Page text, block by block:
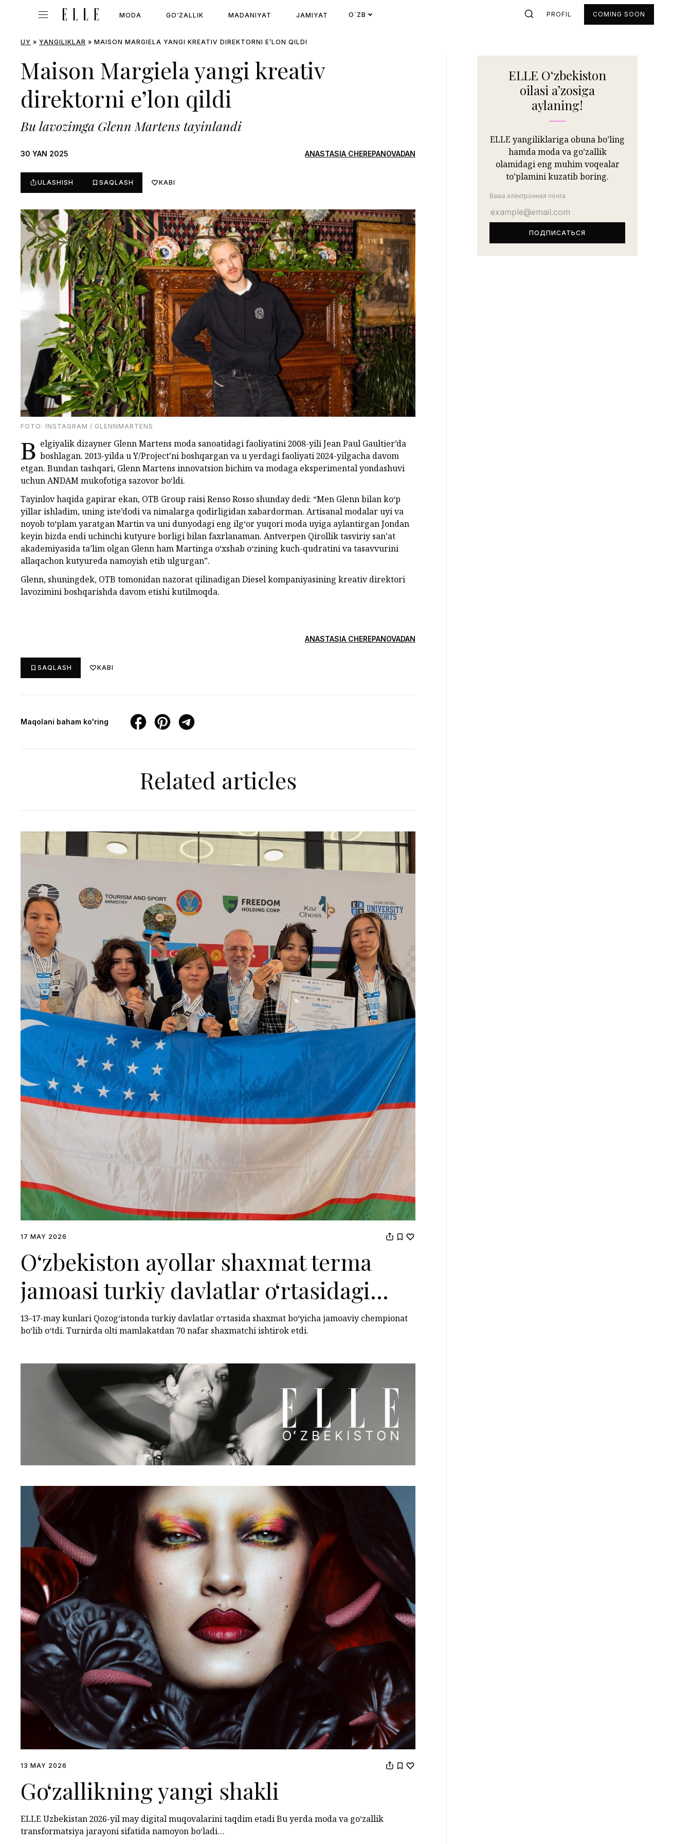
MODA GO‘ZALLIK MADANIYAT JAMIYAT O`ZB PROFIL COMING SOON
UY » YANGILIKLAR » MAISON MARGIELA YANGI KREATIV DIREKTORNI E’LON QILDI
Maison Margiela yangi kreativ
direktorni e’lon qildi
Bu lavozimga Glenn Martens tayinlandi
30 YAN 2025 ANASTASIA CHEREPANOVADAN
ULASHISH SAQLASH KABI
FOTO: INSTAGRAM / GLENNMARTENS
B elgiyalik dizayner Glenn Martens moda sanoatidagi faoliyatini 2008-yili Jean Paul Gaultier’da
boshlagan. 2013-yilda u Y/Project’ni boshqargan va u yerdagi faoliyati 2024-yilgacha davom
etgan. Bundan tashqari, Glenn Martens innovatsion bichim va modaga eksperimental yondashuvi
uchun ANDAM mukofotiga sazovor bo‘ldi.
Tayinlov haqida gapirar ekan, OTB Group raisi Renso Rosso shunday dedi: “Men Glenn bilan ko‘p
yillar ishladim, uning iste’dodi va nimalarga qodirligidan xabardorman. Artisanal modalar uyi va
noyob to‘plam yaratgan Martin va uni dunyodagi eng ilg‘or yuqori moda uyiga aylantirgan Jondan
keyin bizda endi uchinchi kutyure borligi bilan faxrlanaman. Antverpen Qirollik tasviriy san’at
akademiyasida ta’lim olgan Glenn ham Martinga o‘xshab o‘zining kuch-qudratini va tasavvurini
allaqachon kutyureda namoyish etib ulgurgan”.
Glenn, shuningdek, OTB tomonidan nazorat qilinadigan Diesel kompaniyasining kreativ direktori
lavozimini boshqarishda davom etishi kutilmoqda.
ANASTASIA CHEREPANOVADAN
SAQLASH KABI
Maqolani baham ko'ring
Related articles
17 MAY 2026
O‘zbekiston ayollar shaxmat terma
jamoasi turkiy davlatlar o‘rtasidagi
chempionatda uchinchi o‘rinni
13–17-may kunlari Qozog‘istonda turkiy davlatlar o‘rtasida shaxmat bo‘yicha jamoaviy chempionat
bo‘lib o‘tdi. Turnirda olti mamlakatdan 70 nafar shaxmatchi ishtirok etdi.
13 MAY 2026
Go‘zallikning yangi shakli
ELLE Uzbekistan 2026-yil may digital muqovalarini taqdim etadi Bu yerda moda va go‘zallik
transformatsiya jarayoni sifatida namoyon bo‘ladi…
ELLE Oʻzbekiston
oilasi aʼzosiga
aylaning!
ELLE yangiliklariga obuna bo’ling
hamda moda va go’zallik
olamidagi eng muhim voqealar
to’plamini kuzatib boring.
Ваша электронная почта